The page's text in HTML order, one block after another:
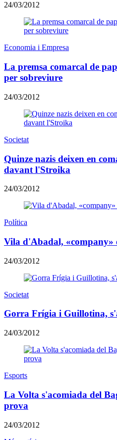
24/03/2012
Economia i Empresa
La premsa comarcal de
per sobreviure
24/03/2012
Societat
Quinze nazis deixen en
davant l'Stroika
24/03/2012
Política
Vila d'Abadal, «company»
24/03/2012
Societat
Gorra Frígia i Guillotina,
24/03/2012
Esports
La Volta s'acomiada del
prova
24/03/2012